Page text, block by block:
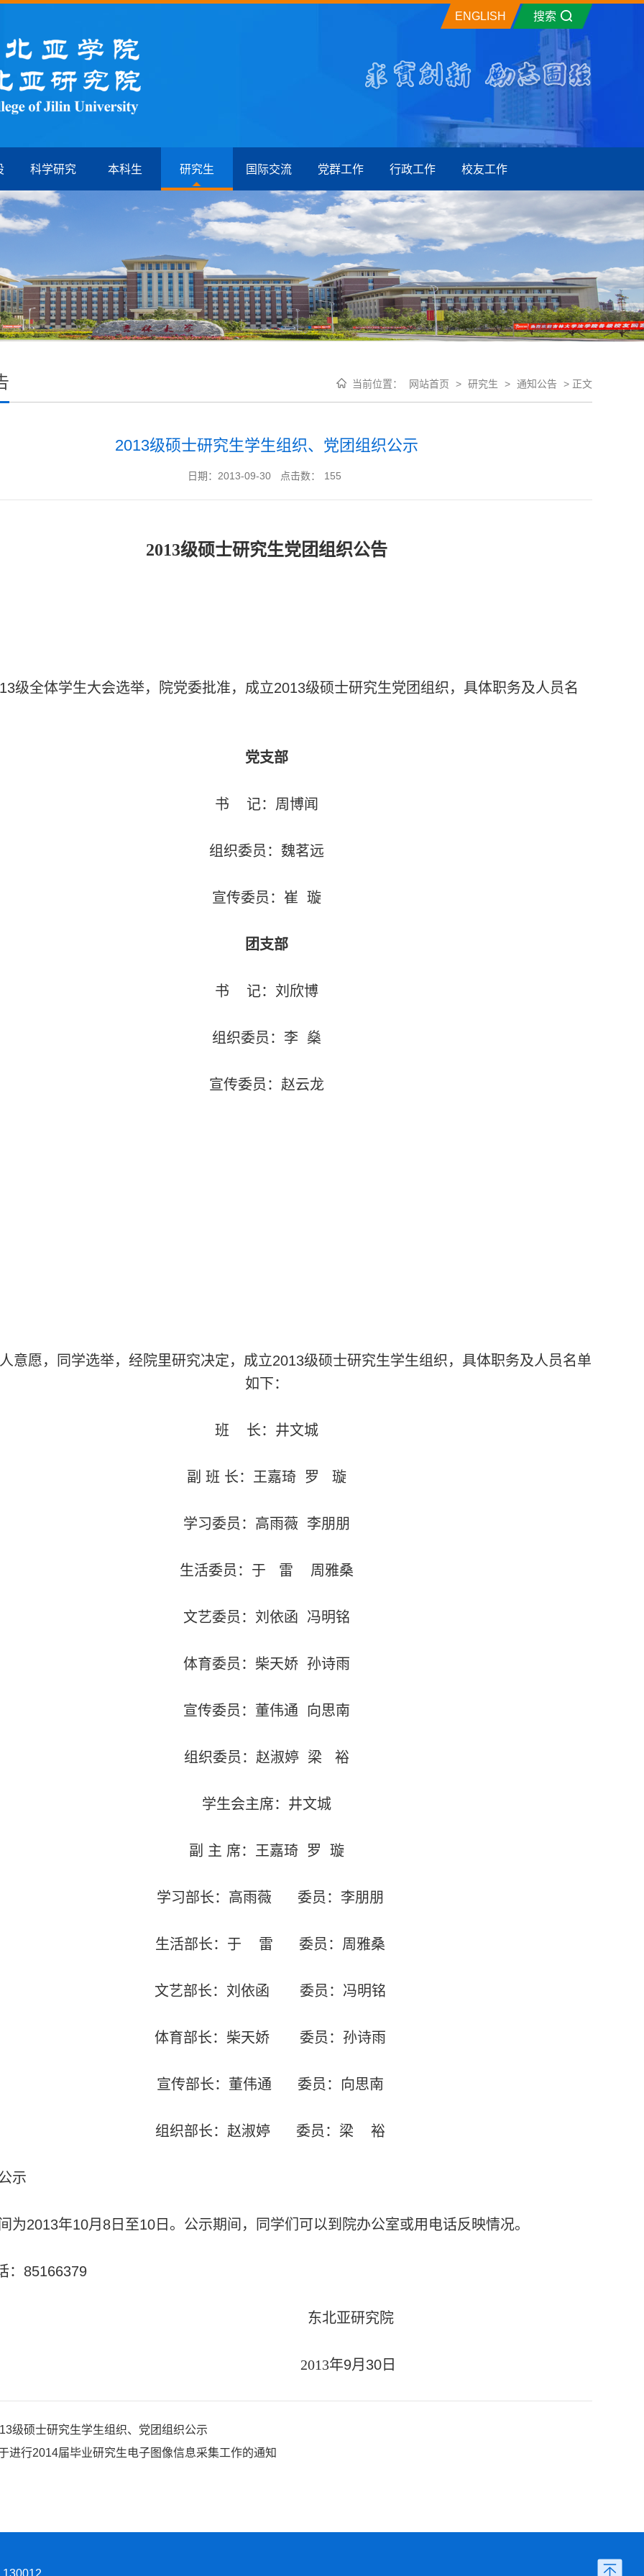
ENGLISH 搜索
科学研究 本科生 研究生 国际交流 党群工作 行政工作 校友工作
当前位置： 网站首页 > 研究生 > 通知公告 > 正文
2013级硕士研究生学生组织、党团组织公示
日期：2013-09-30 点击数： 155
2013级硕士研究生党团组织公告
级全体学生大会选举，院党委批准，成立2013级硕士研究生党团组织，具体职务及人员名
党支部
书 记：周博闻
组织委员：魏茗远
宣传委员：崔 璇
团支部
书 记：刘欣博
组织委员：李 燊
宣传委员：赵云龙
愿，同学选举，经院里研究决定，成立2013级硕士研究生学生组织，具体职务及人员名单
如下：
班 长：井文城
副 班 长：王嘉琦 罗 璇
学习委员：高雨薇 李朋朋
生活委员：于 雷 周雅桑
文艺委员：刘依函 冯明铭
体育委员：柴天娇 孙诗雨
宣传委员：董伟通 向思南
组织委员：赵淑婷 梁 裕
学生会主席：井文城
副 主 席：王嘉琦 罗 璇
学习部长：高雨薇 委员：李朋朋
生活部长：于 雷 委员：周雅桑
文艺部长：刘依函 委员：冯明铭
体育部长：柴天娇 委员：孙诗雨
宣传部长：董伟通 委员：向思南
组织部长：赵淑婷 委员：梁 裕
示
为2013年10月 8 日至10 日。公示期间，同学们可以到院办公室或用电话反映情况。
： 85166379
东北亚研究院
2013年9月 30 日
级硕士研究生学生组织、党团组织公示
进行2014届毕业研究生电子图像信息采集工作的通知